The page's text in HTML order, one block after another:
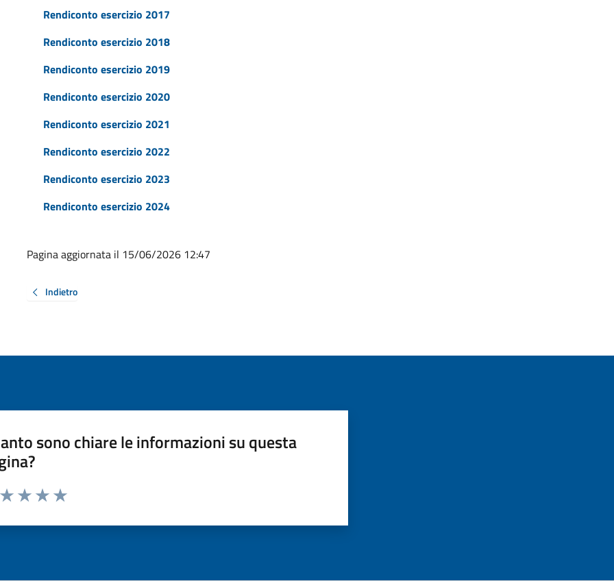
Rendiconto esercizio 2017
Rendiconto esercizio 2018
Rendiconto esercizio 2019
Rendiconto esercizio 2020
Rendiconto esercizio 2021
Rendiconto esercizio 2022
Rendiconto esercizio 2023
Rendiconto esercizio 2024
Pagina aggiornata il 15/06/2026 12:47
Indietro
sono chiare le informazioni su questa
da 1 a 5 stelle la pagina